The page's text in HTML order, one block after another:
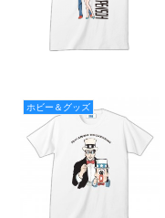
ホビー＆グッズ